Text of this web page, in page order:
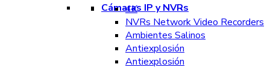
Cámaras IP y NVRs
4K
NVRs Network Video Recorders
Ambientes Salinos
Antiexplosión
Antiexplosión